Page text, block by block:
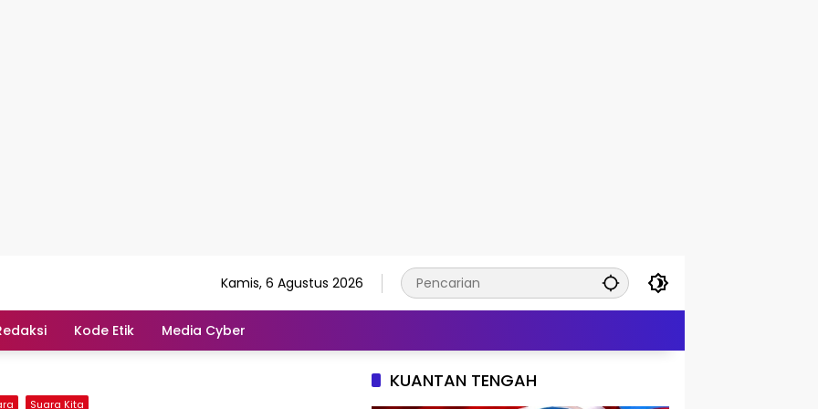
Kamis, 6 Agustus 2026
Kode Etik Media Cyber
Suara Kita
KUANTAN TENGAH